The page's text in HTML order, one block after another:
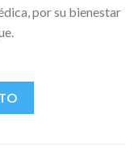
por su bienestar
TABS cantidad